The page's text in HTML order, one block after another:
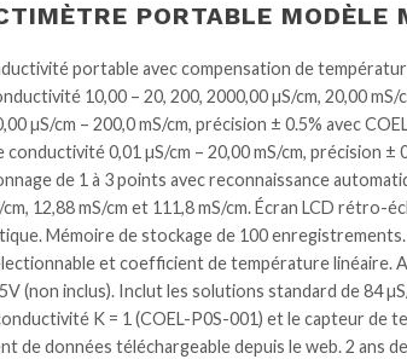
PORTABLE MODÈLE
portable avec compensation de
10,00 – 20, 200, 2000,00 µS/cm, 20,00
µS/cm – 200,0 mS/cm, précision ± 0.5% avec
conductivité 0,01 µS/cm – 20,00 mS/cm, précision
de 1 à 3 points avec reconnaissance
cm, 12,88 mS/cm et 111,8 mS/cm. Écran LCD
Mémoire de stockage de 100
et coefficient de température linéaire.
(non inclus). Inclut les solutions standard de 84
K = 1 (COEL-P0S-001) et le capteur de
de données téléchargeable depuis le web. 2 ans